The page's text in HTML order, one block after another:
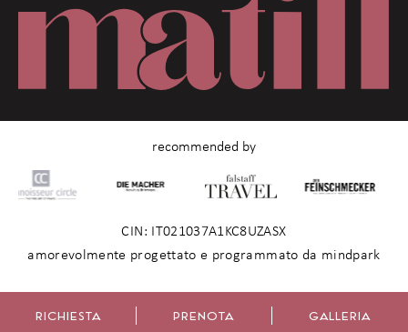
CIN: IT021037A1KC8UZASX
amorevolmente progettato e programmato da mindpark
recommended by
RICHIESTA PRENOTA GALLERIA